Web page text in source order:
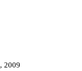
, 2009